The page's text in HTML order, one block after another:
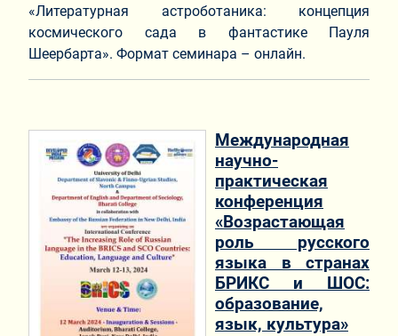
«Литературная астроботаника: концепция
космического сада в фантастике Пауля
Шеербарта». Формат семинара – онлайн.
Международная
научно-
практическая
конференция
«Возрастающая
роль русского
языка в странах
БРИКС и ШОС:
образование,
язык, культура»